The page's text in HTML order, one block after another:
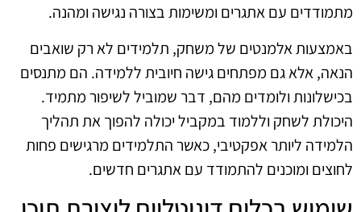
מתמודדים עם אתגרים ומשימות בצורה נגישה ומהנה.
באמצעות אלמנטים של משחק, תלמידים לא רק שואבים
הנאה, אלא גם מפתחים גישה חיובית ללמידה. הם מתנסים
בכישלונות ולומדים מהם, דבר שמוביל לשיפור מתמיד.
היכולת לשחק וללמוד במקביל יכולה להפוך את תהליך
הלמידה ליותר אפקטיבי, כאשר התלמידים מרגישים פחות
לחוצים ומוכנים להתמודד עם אתגרים חדשים.